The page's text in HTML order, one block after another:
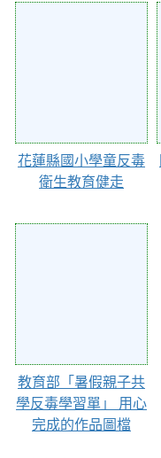
花蓮縣國小學童反毒
衛生教育健走
教育部「暑假親子共
學反毒學習單」 用心
完成的作品圖檔